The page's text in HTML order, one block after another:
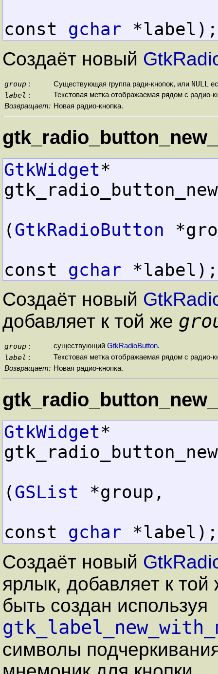
const gchar *label);
Создаёт новый
group : Существующая группа ради-кнопок, или NULL
label :
Текстовая метка отображаемая рядом с радио-
Возвращает: Новая радио-кнопка.
GtkWidget*
(GtkRadioButton
const gchar *label);
Создаёт новый
добавляет к той же
group : существующий GtkRadioButton.
label :
Текстовая метка отображаемая рядом с радио-
Возвращает: Новая радио-кнопка.
GtkWidget*
(GSList *group,
const gchar *label);
Создаёт новый
ярлык, добавляет к той
быть создан используя
символы